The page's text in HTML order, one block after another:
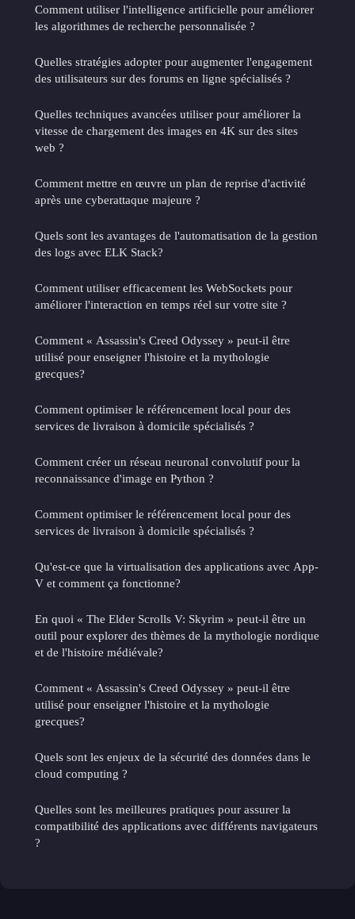
Comment utiliser l'intelligence artificielle pour améliorer
les algorithmes de recherche personnalisée ?
Quelles stratégies adopter pour augmenter l'engagement
des utilisateurs sur des forums en ligne spécialisés ?
Quelles techniques avancées utiliser pour améliorer la
vitesse de chargement des images en 4K sur des sites
web ?
Comment mettre en œuvre un plan de reprise d'activité
après une cyberattaque majeure ?
Quels sont les avantages de l'automatisation de la gestion
des logs avec ELK Stack?
Comment utiliser efficacement les WebSockets pour
améliorer l'interaction en temps réel sur votre site ?
Comment « Assassin's Creed Odyssey » peut-il être
utilisé pour enseigner l'histoire et la mythologie
grecques?
Comment optimiser le référencement local pour des
services de livraison à domicile spécialisés ?
Comment créer un réseau neuronal convolutif pour la
reconnaissance d'image en Python ?
Comment optimiser le référencement local pour des
services de livraison à domicile spécialisés ?
Qu'est-ce que la virtualisation des applications avec App-
V et comment ça fonctionne?
En quoi « The Elder Scrolls V: Skyrim » peut-il être un
outil pour explorer des thèmes de la mythologie nordique
et de l'histoire médiévale?
Comment « Assassin's Creed Odyssey » peut-il être
utilisé pour enseigner l'histoire et la mythologie
grecques?
Quels sont les enjeux de la sécurité des données dans le
cloud computing ?
Quelles sont les meilleures pratiques pour assurer la
compatibilité des applications avec différents navigateurs
?